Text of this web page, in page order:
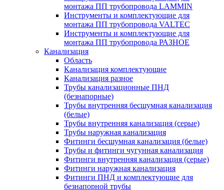
монтажа ПП трубопровода LAMMIN
Инструменты и комплектующие для
монтажа ПП трубопровода VALTEC
Инструменты и комплектующие для
монтажа ПП трубопровода РАЗНОЕ
Канализация
Область
Канализация комплектующие
Канализация разное
Трубы канализационные ПНД
(безнапорные)
Трубы внутренняя бесшумная канализация
(белые)
Трубы внутренняя канализация (серые)
Трубы наружная канализация
Фитинги бесшумная канализация (белые)
Трубы и фитинги чугунная канализация
Фитинги внутренняя канализация (серые)
Фитинги наружная канализация
Фитинги ПНД и комплектующие для
безнапорной трубы